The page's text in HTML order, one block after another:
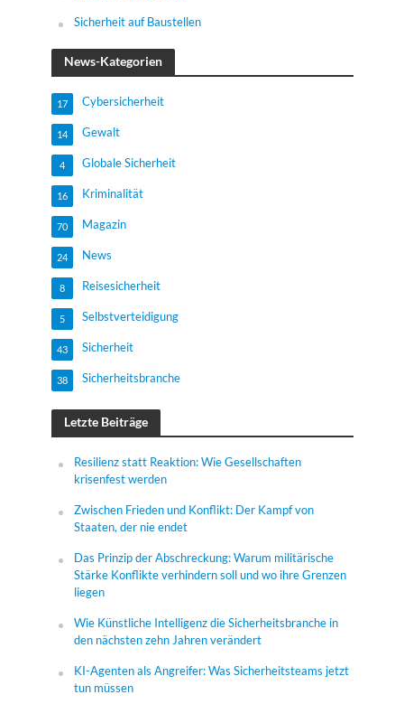
Sicherheit auf Baustellen
News-Kategorien
Cybersicherheit
17
Gewalt
14
Globale Sicherheit
4
Kriminalität
16
Magazin
70
News
24
Reisesicherheit
8
Selbstverteidigung
5
Sicherheit
43
Sicherheitsbranche
38
Letzte Beiträge
Resilienz statt Reaktion: Wie Gesellschaften
krisenfest werden
Zwischen Frieden und Konflikt: Der Kampf von
Staaten, der nie endet
Das Prinzip der Abschreckung: Warum militärische
Stärke Konflikte verhindern soll und wo ihre Grenzen
liegen
Wie Künstliche Intelligenz die Sicherheitsbranche in
den nächsten zehn Jahren verändert
KI-Agenten als Angreifer: Was Sicherheitsteams jetzt
tun müssen